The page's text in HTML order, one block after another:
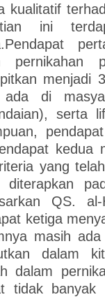
kualitatif
ini
pernikahan
menjadi
ada di
serta
kedua
yang
diterapkan
QS.
ketiga
masih
dalam
dalam
tidak banyak